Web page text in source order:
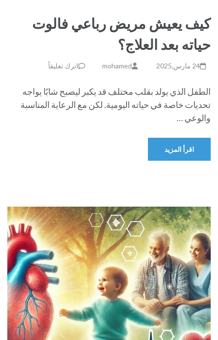
كيف يعيش مريض رباعي فالوت
حياته بعد العلاج؟
24 مارس,2025 mohamed اترك تعليقاً
الطفل الذي يولد بقلب مختلف قد يكبر ليصبح شابًا يواجه
تحديات خاصة في حياته اليومية. لكن مع الرعاية المناسبة
والوعي …
اقرأ المزيد